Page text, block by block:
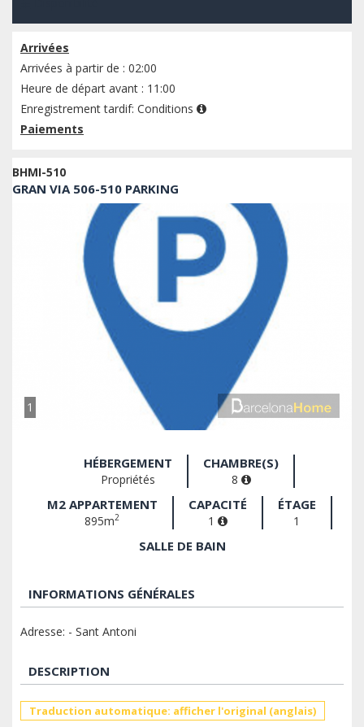
Arrivées
Arrivées à partir de : 02:00
Heure de départ avant : 11:00
Enregistrement tardif: Conditions
Paiements
BHMI-510
GRAN VIA 506-510 PARKING
1
HÉBERGEMENT
Propriétés
CHAMBRE(S)
8
M2 APPARTEMENT
895m2
CAPACITÉ
1
ÉTAGE
1
SALLE DE BAIN
INFORMATIONS GÉNÉRALES
Adresse: - Sant Antoni
DESCRIPTION
Traduction automatique: afficher l'original (anglais)